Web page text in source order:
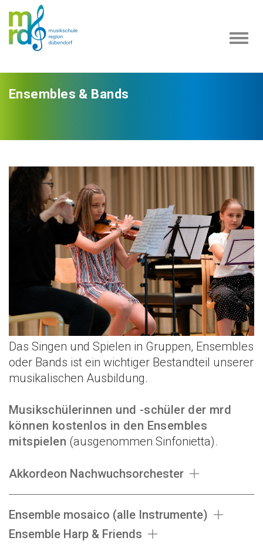
Ensembles & Bands
Das Singen und Spielen in Gruppen, Ensembles
oder Bands ist ein wichtiger Bestandteil unserer
musikalischen Ausbildung.
Musikschülerinnen und -schüler der mrd
können kostenlos in den Ensembles
mitspielen (ausgenommen Sinfonietta).
Akkordeon Nachwuchsorchester
Ensemble mosaico (alle Instrumente)
Ensemble Harp & Friends